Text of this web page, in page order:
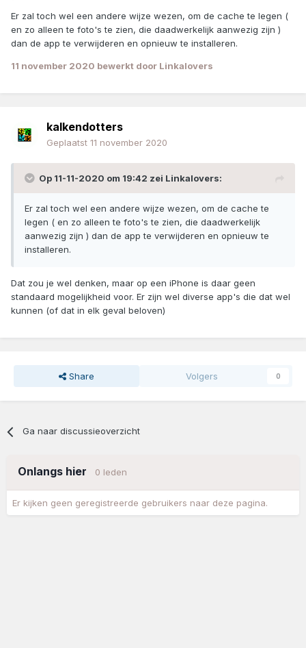
Er zal toch wel een andere wijze wezen, om de cache te legen (
en zo alleen te foto's te zien, die daadwerkelijk aanwezig zijn )
dan de app te verwijderen en opnieuw te installeren.
11 november 2020 bewerkt door Linkalovers
kalkendotters
Geplaatst 11 november 2020
Op 11-11-2020 om 19:42 zei Linkalovers:
Er zal toch wel een andere wijze wezen, om de cache te
legen ( en zo alleen te foto's te zien, die daadwerkelijk
aanwezig zijn ) dan de app te verwijderen en opnieuw te
installeren.
Dat zou je wel denken, maar op een iPhone is daar geen
standaard mogelijkheid voor. Er zijn wel diverse app's die dat wel
kunnen (of dat in elk geval beloven)
Share Volgers 0
Ga naar discussieoverzicht
Onlangs hier 0 leden
Er kijken geen geregistreerde gebruikers naar deze pagina.